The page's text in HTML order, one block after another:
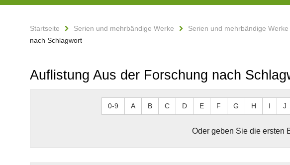
Startseite Serien und mehrbändige Werke Serien und mehrbändige Werke
nach Schlagwort
Auflistung Aus der Forschung nach
0-9 A B C D E F G H I J
Oder geben Sie die ersten